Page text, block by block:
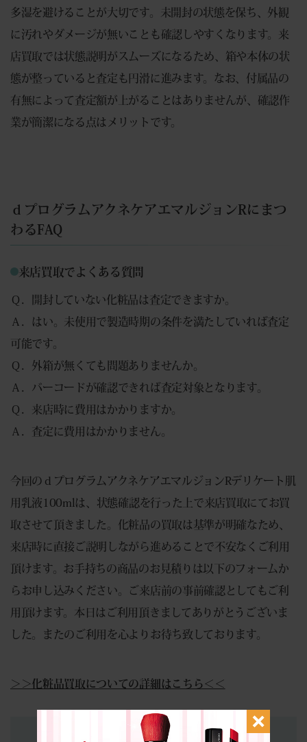
多湿を避けることが大切です。未開封の状態を保ち、外観
に汚れやダメージが無いことも確認しやすくなります。来
店買取では状態説明がスムーズになるため、箱や本体の状
態が整っていると査定も円滑に進みます。なお、付属品の
有無によって査定額が上がることはありませんが、確認作
業が簡潔になる点はメリットです。
ｄプログラムアクネケアエマルジョンRにまつ
わるFAQ
来店買取でよくある質問
Ｑ．開封していない化粧品は査定できますか。
Ａ．はい。未使用で製造時期の条件を満たしていれば査定
可能です。
Ｑ．外箱が無くても問題ありませんか。
Ａ．バーコードが確認できれば査定対象となります。
Ｑ．来店時に費用はかかりますか。
Ａ．査定に費用はかかりません。
今回のｄプログラムアクネケアエマルジョンRデリケート肌
用乳液100mlは、状態確認を行った上で来店買取にてお買
取させて頂きました。化粧品の買取は基準が明確なため、
来店時に直接ご説明しながら進めることで不安なくご利用
頂けます。お手持ちの商品のお見積りは以下のフォームか
らお申し込みください。ご来店前の事前確認としてもご利
用頂けます。本日はご利用頂きましてありがとうございま
した。またのご利用を心よりお待ち致しております。
＞＞化粧品買取についての詳細はこちら＜＜